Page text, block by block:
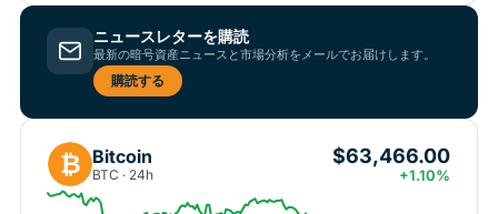
ニュースレターを購読
最新の暗号資産ニュースと市場分析をメールでお届けします。
購読する
₿ Bitcoin
BTC · 24h
$63,466.00
+1.10%